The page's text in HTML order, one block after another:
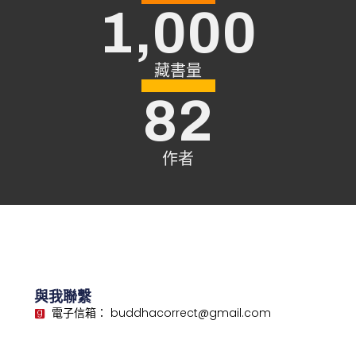
藏書量
1,000
作者
82
與我聯繫
電子信箱： buddhacorrect@gmail.com